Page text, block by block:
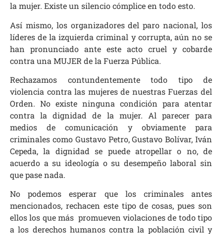
la mujer. Existe un silencio cómplice en todo esto.
Así mismo, los organizadores del paro nacional, los
líderes de la izquierda criminal y corrupta, aún no se
han pronunciado ante este acto cruel y cobarde
contra una MUJER de la Fuerza Pública.
Rechazamos contundentemente todo tipo de
violencia contra las mujeres de nuestras Fuerzas del
Orden. No existe ninguna condición para atentar
contra la dignidad de la mujer. Al parecer para
medios de comunicación y obviamente para
criminales como Gustavo Petro, Gustavo Bolívar, Iván
Cepeda, la dignidad se puede atropellar o no, de
acuerdo a su ideología o su desempeño laboral sin
que pase nada.
No podemos esperar que los criminales antes
mencionados, rechacen este tipo de cosas, pues son
ellos los que más promueven violaciones de todo tipo
a los derechos humanos contra la población civil y